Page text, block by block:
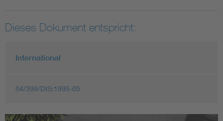
Dieses Dokument entspricht:
International
84/399/DIS:1995-05